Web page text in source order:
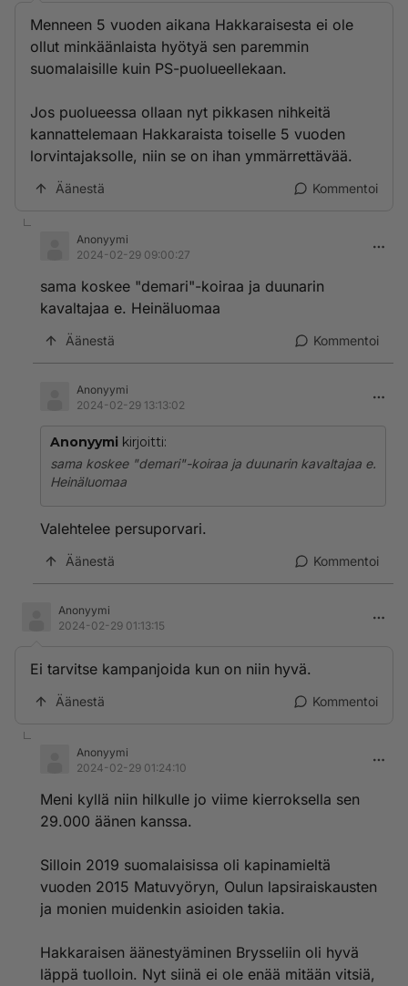
Menneen 5 vuoden aikana Hakkaraisesta ei ole
ollut minkäänlaista hyötyä sen paremmin
suomalaisille kuin PS-puolueellekaan.
Jos puolueessa ollaan nyt pikkasen nihkeitä
kannattelemaan Hakkaraista toiselle 5 vuoden
lorvintajaksolle, niin se on ihan ymmärrettävää.
Äänestä Kommentoi
Anonyymi
2024-02-29 09:00:27
sama koskee "demari"-koiraa ja duunarin
kavaltajaa e. Heinäluomaa
Äänestä Kommentoi
Anonyymi
2024-02-29 13:13:02
Anonyymi kirjoitti:
sama koskee "demari"-koiraa ja duunarin kavaltajaa e.
Heinäluomaa
Valehtelee persuporvari.
Äänestä Kommentoi
Anonyymi
2024-02-29 01:13:15
Ei tarvitse kampanjoida kun on niin hyvä.
Äänestä Kommentoi
Anonyymi
2024-02-29 01:24:10
Meni kyllä niin hilkulle jo viime kierroksella sen
29.000 äänen kanssa.
Silloin 2019 suomalaisissa oli kapinamieltä
vuoden 2015 Matuvyöryn, Oulun lapsiraiskausten
ja monien muidenkin asioiden takia.
Hakkaraisen äänestyäminen Brysseliin oli hyvä
läppä tuolloin. Nyt siinä ei ole enää mitään vitsiä,